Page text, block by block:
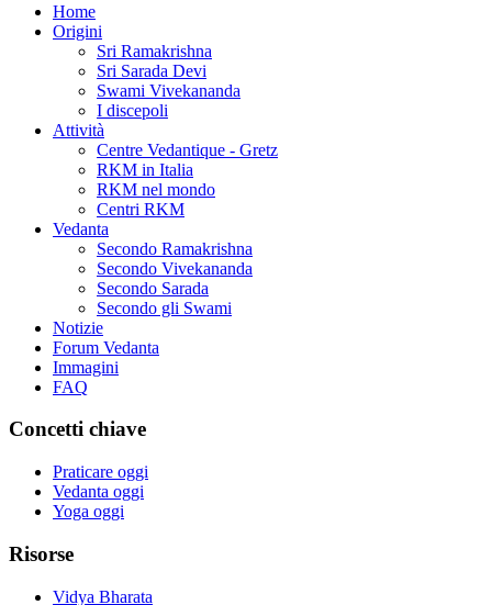
Home
Origini
Sri Ramakrishna
Sri Sarada Devi
Swami Vivekananda
I discepoli
Attività
Centre Vedantique - Gretz
RKM in Italia
RKM nel mondo
Centri RKM
Vedanta
Secondo Ramakrishna
Secondo Vivekananda
Secondo Sarada
Secondo gli Swami
Notizie
Forum Vedanta
Immagini
FAQ
Concetti chiave
Praticare oggi
Vedanta oggi
Yoga oggi
Risorse
Vidya Bharata